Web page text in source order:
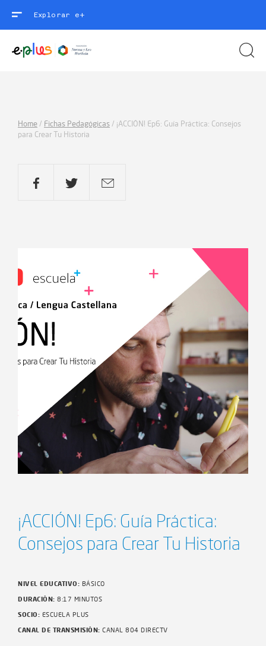
Explorar e+
Home / Fichas Pedagógicas / ¡ACCIÓN! Ep6: Guía Práctica: Consejos
para Crear Tu Historia
¡ACCIÓN! Ep6: Guía Práctica:
Consejos para Crear Tu Historia
NIVEL EDUCATIVO: BÁSICO
DURACIÓN: 8:17 MINUTOS
SOCIO: ESCUELA PLUS
CANAL DE TRANSMISIÓN: CANAL 804 DIRECTV